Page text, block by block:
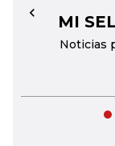
MI
Noticias
←